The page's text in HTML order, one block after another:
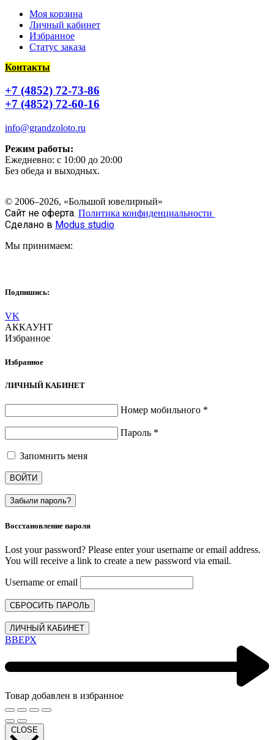
Моя корзина
Личный кабинет
Избранное
Статус заказа
Контакты
+7 (4852) 72-73-86
+7 (4852) 72-60-16
info@grandzoloto.ru
Режим работы:
Ежедневно: с 10:00 до 20:00
Без обеда и выходных.
© 2006–2026, «Большой ювелирный»
Сайт не оферта. Политика конфиденциальности
Сделано в Modus studio
Мы принимаем:
Подпишись:
VK
АККАУНТ
Избранное
Избранное
ЛИЧНЫЙ КАБИНЕТ
Номер мобильного *
Пароль *
Запомнить меня
ВОЙТИ
Забыли пароль?
Восстановление пароля
Lost your password? Please enter your username or email address.
You will receive a link to create a new password via email.
Username or email
СБРОСИТЬ ПАРОЛЬ
ЛИЧНЫЙ КАБИНЕТ
ВВЕРХ
Товар добавлен в избранное
CLOSE